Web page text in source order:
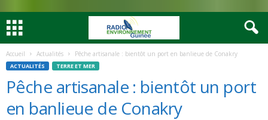
Accueil Actualités Pêche artisanale : bientôt un port en banlieue de Conakry
ACTUALITÉS TERRE ET MER
Pêche artisanale : bientôt un port
en banlieue de Conakry